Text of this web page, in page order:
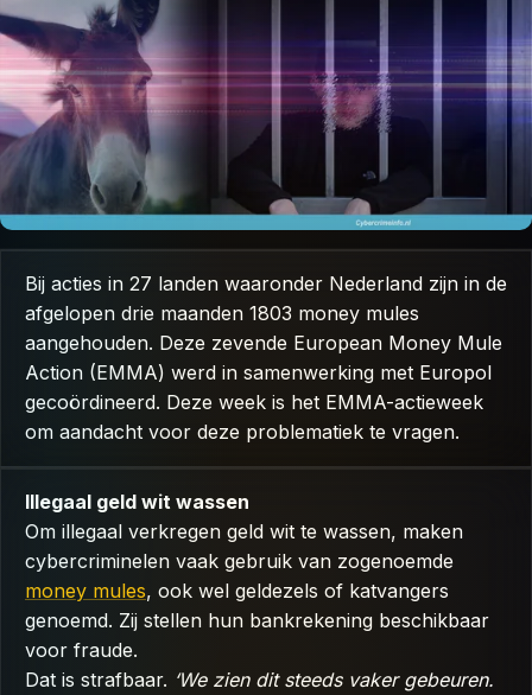
Bij acties in 27 landen waaronder Nederland zijn in de
afgelopen drie maanden 1803 money mules
aangehouden. Deze zevende European Money Mule
Action (EMMA) werd in samenwerking met Europol
gecoördineerd. Deze week is het EMMA-actieweek
om aandacht voor deze problematiek te vragen.
Illegaal geld wit wassen
Om illegaal verkregen geld wit te wassen, maken
cybercriminelen vaak gebruik van zogenoemde
money mules, ook wel geldezels of katvangers
genoemd. Zij stellen hun bankrekening beschikbaar
voor fraude.
Dat is strafbaar. ‘We zien dit steeds vaker gebeuren.